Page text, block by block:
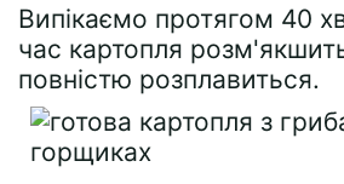
Випікаємо протягом 40
час картопля
повністю розплавиться.